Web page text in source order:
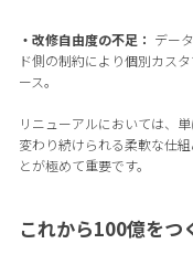
・改修自由度の不足： デー
ド側の制約により個別カス
ース。
リニューアルにおいては、
変わり続けられる柔軟な仕
とが極めて重要です。
これから100億をつ